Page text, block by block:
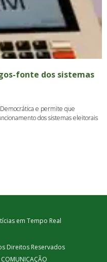
fonte dos sistemas
e permite que
dos sistemas eleitorais
em Tempo Real
Direitos Reservados